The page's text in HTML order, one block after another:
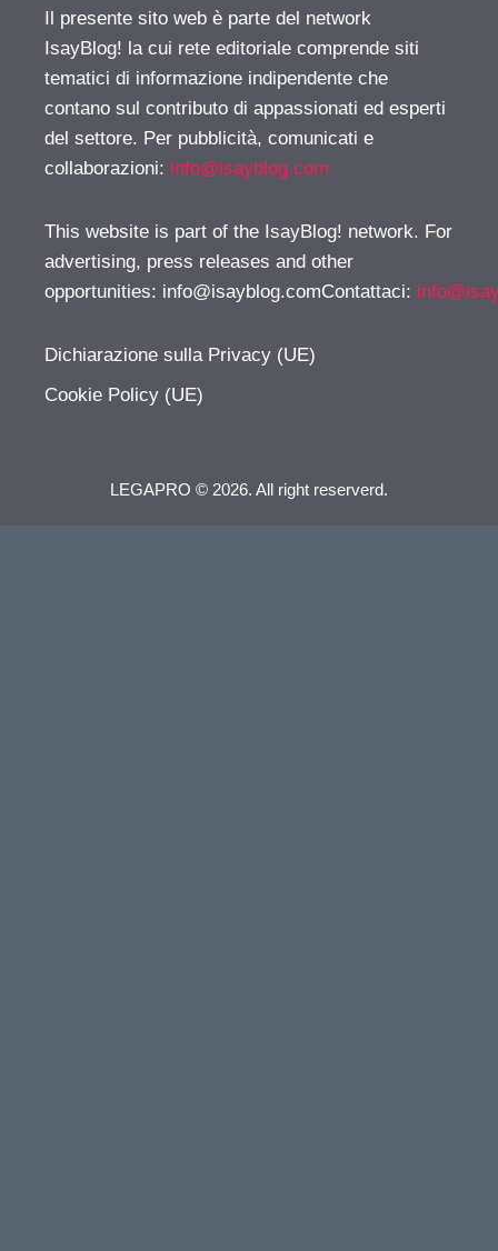
Il presente sito web è parte del network
IsayBlog! la cui rete editoriale comprende siti
tematici di informazione indipendente che
contano sul contributo di appassionati ed esperti
del settore. Per pubblicità, comunicati e
collaborazioni: info@isayblog.com
This website is part of the IsayBlog! network. For
advertising, press releases and other
opportunities: info@isayblog.comContattaci:
Dichiarazione sulla Privacy (UE)
Cookie Policy (UE)
LEGAPRO © 2026. All right reserverd.